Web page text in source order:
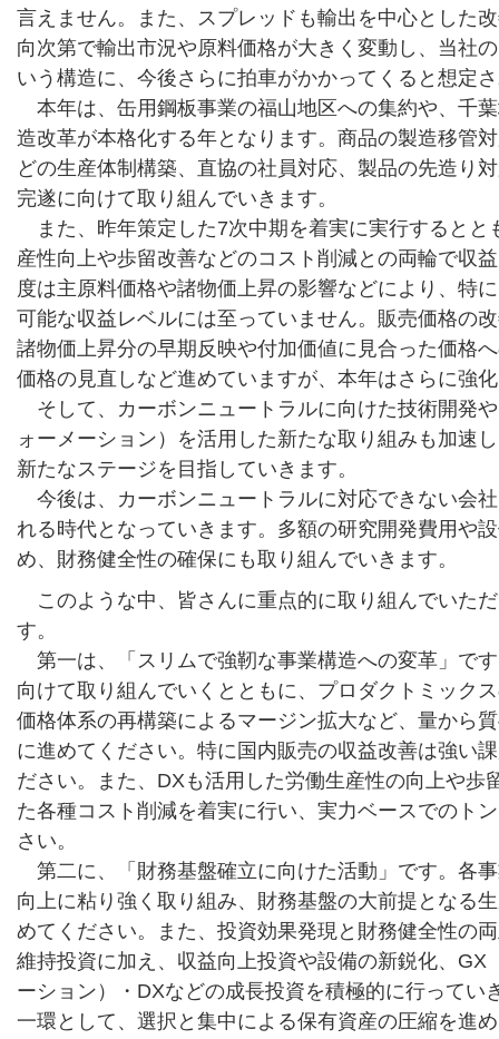
言えません。また、スプレッドも輸出を中心とした
向次第で輸出市況や原料価格が大きく変動し、当社
いう構造に、今後さらに拍車がかかってくると想定
本年は、缶用鋼板事業の福山地区への集約や、千
造改革が本格化する年となります。商品の製造移管
どの生産体制構築、直協の社員対応、製品の先造り
完遂に向けて取り組んでいきます。
また、昨年策定した7次中期を着実に実行すると
産性向上や歩留改善などのコスト削減との両輪で収
度は主原料価格や諸物価上昇の影響などにより、特
可能な収益レベルには至っていません。販売価格の
諸物価上昇分の早期反映や付加価値に見合った価格
価格の見直しなど進めていますが、本年はさらに強
そして、カーボンニュートラルに向けた技術開発
ォーメーション）を活用した新たな取り組みも加速
新たなステージを目指していきます。
今後は、カーボンニュートラルに対応できない会
れる時代となっていきます。多額の研究開発費用や
め、財務健全性の確保にも取り組んでいきます。
このような中、皆さんに重点的に取り組んでいた
す。
第一は、「スリムで強靭な事業構造への変革」で
向けて取り組んでいくとともに、プロダクトミック
価格体系の再構築によるマージン拡大など、量から
に進めてください。特に国内販売の収益改善は強い
ださい。また、DXも活用した労働生産性の向上や歩
た各種コスト削減を着実に行い、実力ベースでのト
さい。
第二に、「財務基盤確立に向けた活動」です。各
向上に粘り強く取り組み、財務基盤の大前提となる
めてください。また、投資効果発現と財務健全性の
維持投資に加え、収益向上投資や設備の新鋭化、GX
ーション）・DXなどの成長投資を積極的に行ってい
一環として、選択と集中による保有資産の圧縮を進